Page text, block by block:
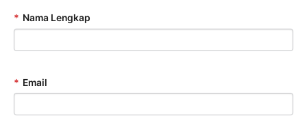
* Nama Lengkap
* Email